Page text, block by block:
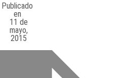
Publicado
en
11 de
mayo,
2015